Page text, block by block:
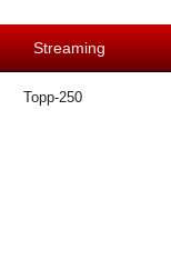
Streaming
Topp-250